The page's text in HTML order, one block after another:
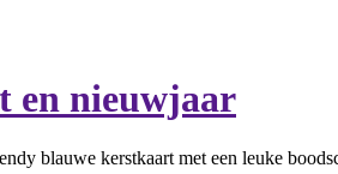
en nieuwjaar
blauwe kerstkaart met een leuke